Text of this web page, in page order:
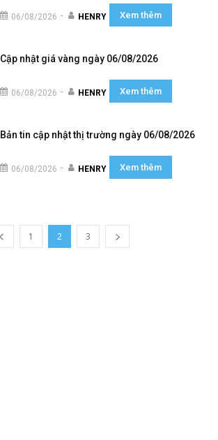
06/08/2026 - HENRY Xem thêm
Cập nhật giá vàng ngày 06/08/2026
06/08/2026 - HENRY Xem thêm
Bản tin cập nhật thị trường ngày 06/08/2026
06/08/2026 - HENRY Xem thêm
1 2 3